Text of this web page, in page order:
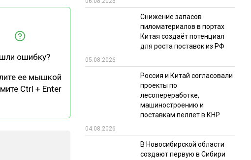
ИТОГИ МЕРОПРИЯТИЙ
ошибку?
ее мышкой
Ctrl + Enter
Снижение запасов
пиломатериалов в портах
Китая создаёт потенциал
для роста поставок из РФ
05.08.2026
Россия и Китай согласовали
проекты по
лесопереработке,
машиностроению и
поставкам пеллет в КНР
04.08.2026
В Новосибирской области
создают первую в Сибири